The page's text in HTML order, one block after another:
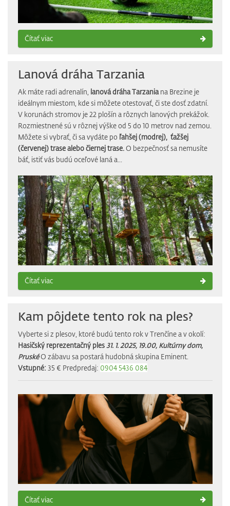
Čítať viac
Lanová dráha Tarzania
Ak máte radi adrenalín, lanová dráha Tarzaniana Brezine je
ideálnym miestom, kde si môžete otestovať, či ste dosť zdatní.
V korunách stromov je 22 plošín a rôznych lanových prekážok.
Rozmiestnené sú v rôznej výške od 5 do 10 metrov nad zemou.
Môžete si vybrať, či sa vydáte po ľahšej (modrej), ťažšej
(červenej) trase alebo čiernej trase.O bezpečnosť sa nemusíte
báť, istiť vás budú oceľové laná a...
Čítať viac
Kam pôjdete tento rok na ples?
Vyberte si z plesov, ktoré budú tento rok v Trenčíne a v okolí:
Hasičský reprezentačný ples 31. 1. 2025, 19.00, Kultúrny dom,
Pruské O zábavu sa postará hudobná skupina Eminent.
Vstupné: 35 € Predpredaj: 0904 5436 084
Čítať viac